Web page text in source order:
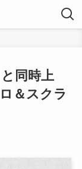
同時上
＆スクラ